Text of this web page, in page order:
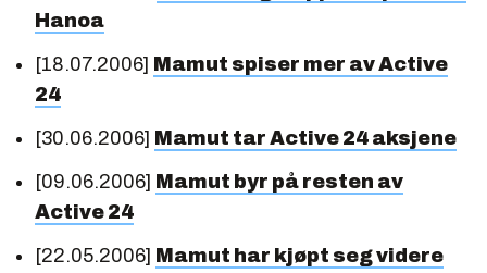
Hanoa
[18.07.2006] Mamut spiser mer av Active
24
[30.06.2006] Mamut tar Active 24 aksjene
[09.06.2006] Mamut byr på resten av
Active 24
[22.05.2006] Mamut har kjøpt seg videre